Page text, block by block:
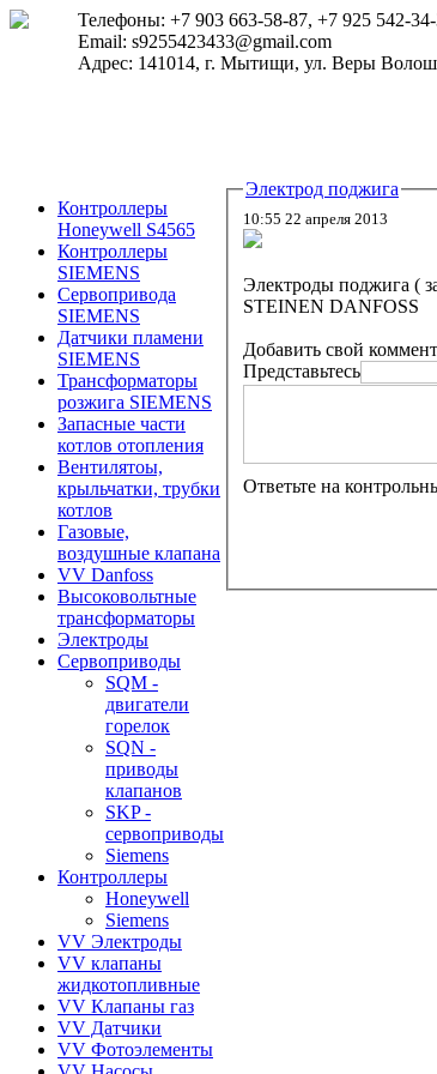
Телефоны: +7 903 663-58-87, +7 925 542-
Email: s9255423433@gmail.com
Адрес: 141014, г. Мытищи, ул. Веры
Контроллеры
Honeywell S4565
Контроллеры
SIEMENS
Сервопривода
SIEMENS
Датчики пламени
SIEMENS
Трансформаторы
розжига SIEMENS
Запасные части
котлов отопления
Вентилятоы,
крыльчатки, трубки
котлов
Газовые,
воздушные клапана
VV Danfoss
Высоковольтные
трансформаторы
Электроды
Сервоприводы
SQM -
двигатели
горелок
SQN -
приводы
клапанов
SKP -
сервоприводы
Siemens
Контроллеры
Honeywell
Siemens
VV Электроды
VV клапаны
жидкотопливные
VV Клапаны газ
VV Датчики
VV Фотоэлементы
Электрод поджига
10:55 22 апреля 2013
Электроды поджига (
STEINEN DANFOSS
Добавить свой
Представьтесь
Ответьте на